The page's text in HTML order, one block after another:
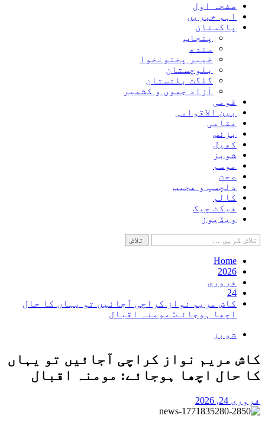
صفحہ اول
اہم خبریں
پاکستان
پنجاب
سندھ
خیبر پختونخوا
بلوچستان
گلگت بلتستان
آزاد جموں و کشمیر
قومی
بین الاقوامی
مقامی
بزنس
کھیل
شوبز
موسم
صحت
دلچسپ و عجیب
کالم
فیکٹ چیک
ویڈیوز
تلاش
کریں
برائے:Home
2026
فروری
24
کاش مریم نواز کراچی آجائیں تو یہاں کا حال
اچھا ہوجائے: مومنہ اقبال
شوبز
کاش مریم نواز کراچی آجائیں تو یہاں
کا حال اچھا ہوجائے: مومنہ اقبال
فروری 24, 2026